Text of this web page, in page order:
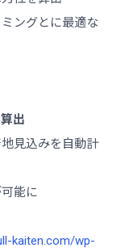
ングとに最適な
出
見込みを自動計
能に
kaiten.com/wp-